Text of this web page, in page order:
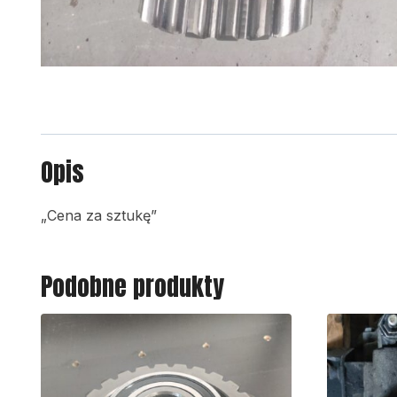
Opis
„Cena za sztukę”
Podobne produkty